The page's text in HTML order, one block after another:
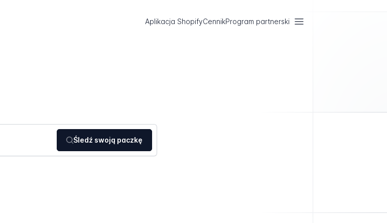
Aplikacja ShopifyCennikProgram partnerski
Śledź swoją paczkę